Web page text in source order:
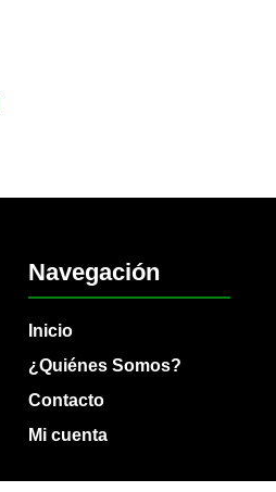
Navegación
Inicio
¿Quiénes Somos?
Contacto
Mi cuenta